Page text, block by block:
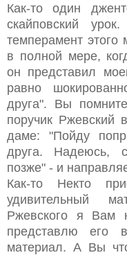
Как-то один
скайповский
темперамент этого
в полной мере,
он представил
равно
друга". Вы
поручик Ржевский
даме: "Пойду
друга. Надеюсь,
позже" - и
Как-то Некто
удивительный
Ржевского я Вам
представлю
материал. А Вы